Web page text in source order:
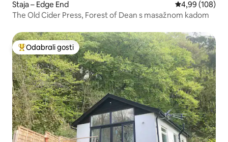
Staja – Edge End Prosječna
4,99 (108)
The Old Cider Press, Forest of Dean s masažnom kadom
Među najviše rangiranima s oznakom „Odabrali gosti”
Odabrali gosti